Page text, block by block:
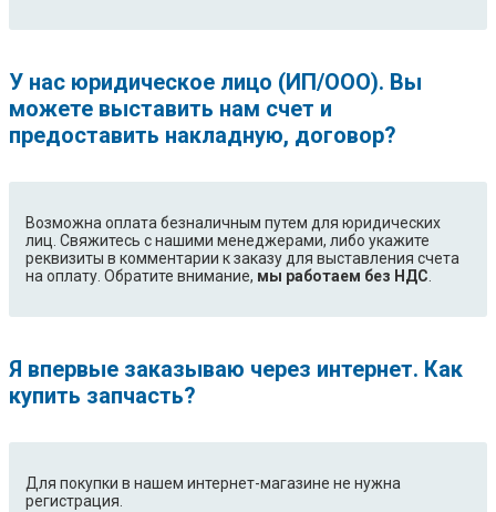
У нас юридическое лицо (ИП/ООО). Вы
можете выставить нам счет и
предоставить накладную, договор?
Возможна оплата безналичным путем для юридических
лиц. Свяжитесь с нашими менеджерами, либо укажите
реквизиты в комментарии к заказу для выставления счета
на оплату. Обратите внимание, мы работаем без НДС
Я впервые заказываю через интернет. Как
купить запчасть?
Для покупки в нашем интернет-магазине не нужна
регистрация.